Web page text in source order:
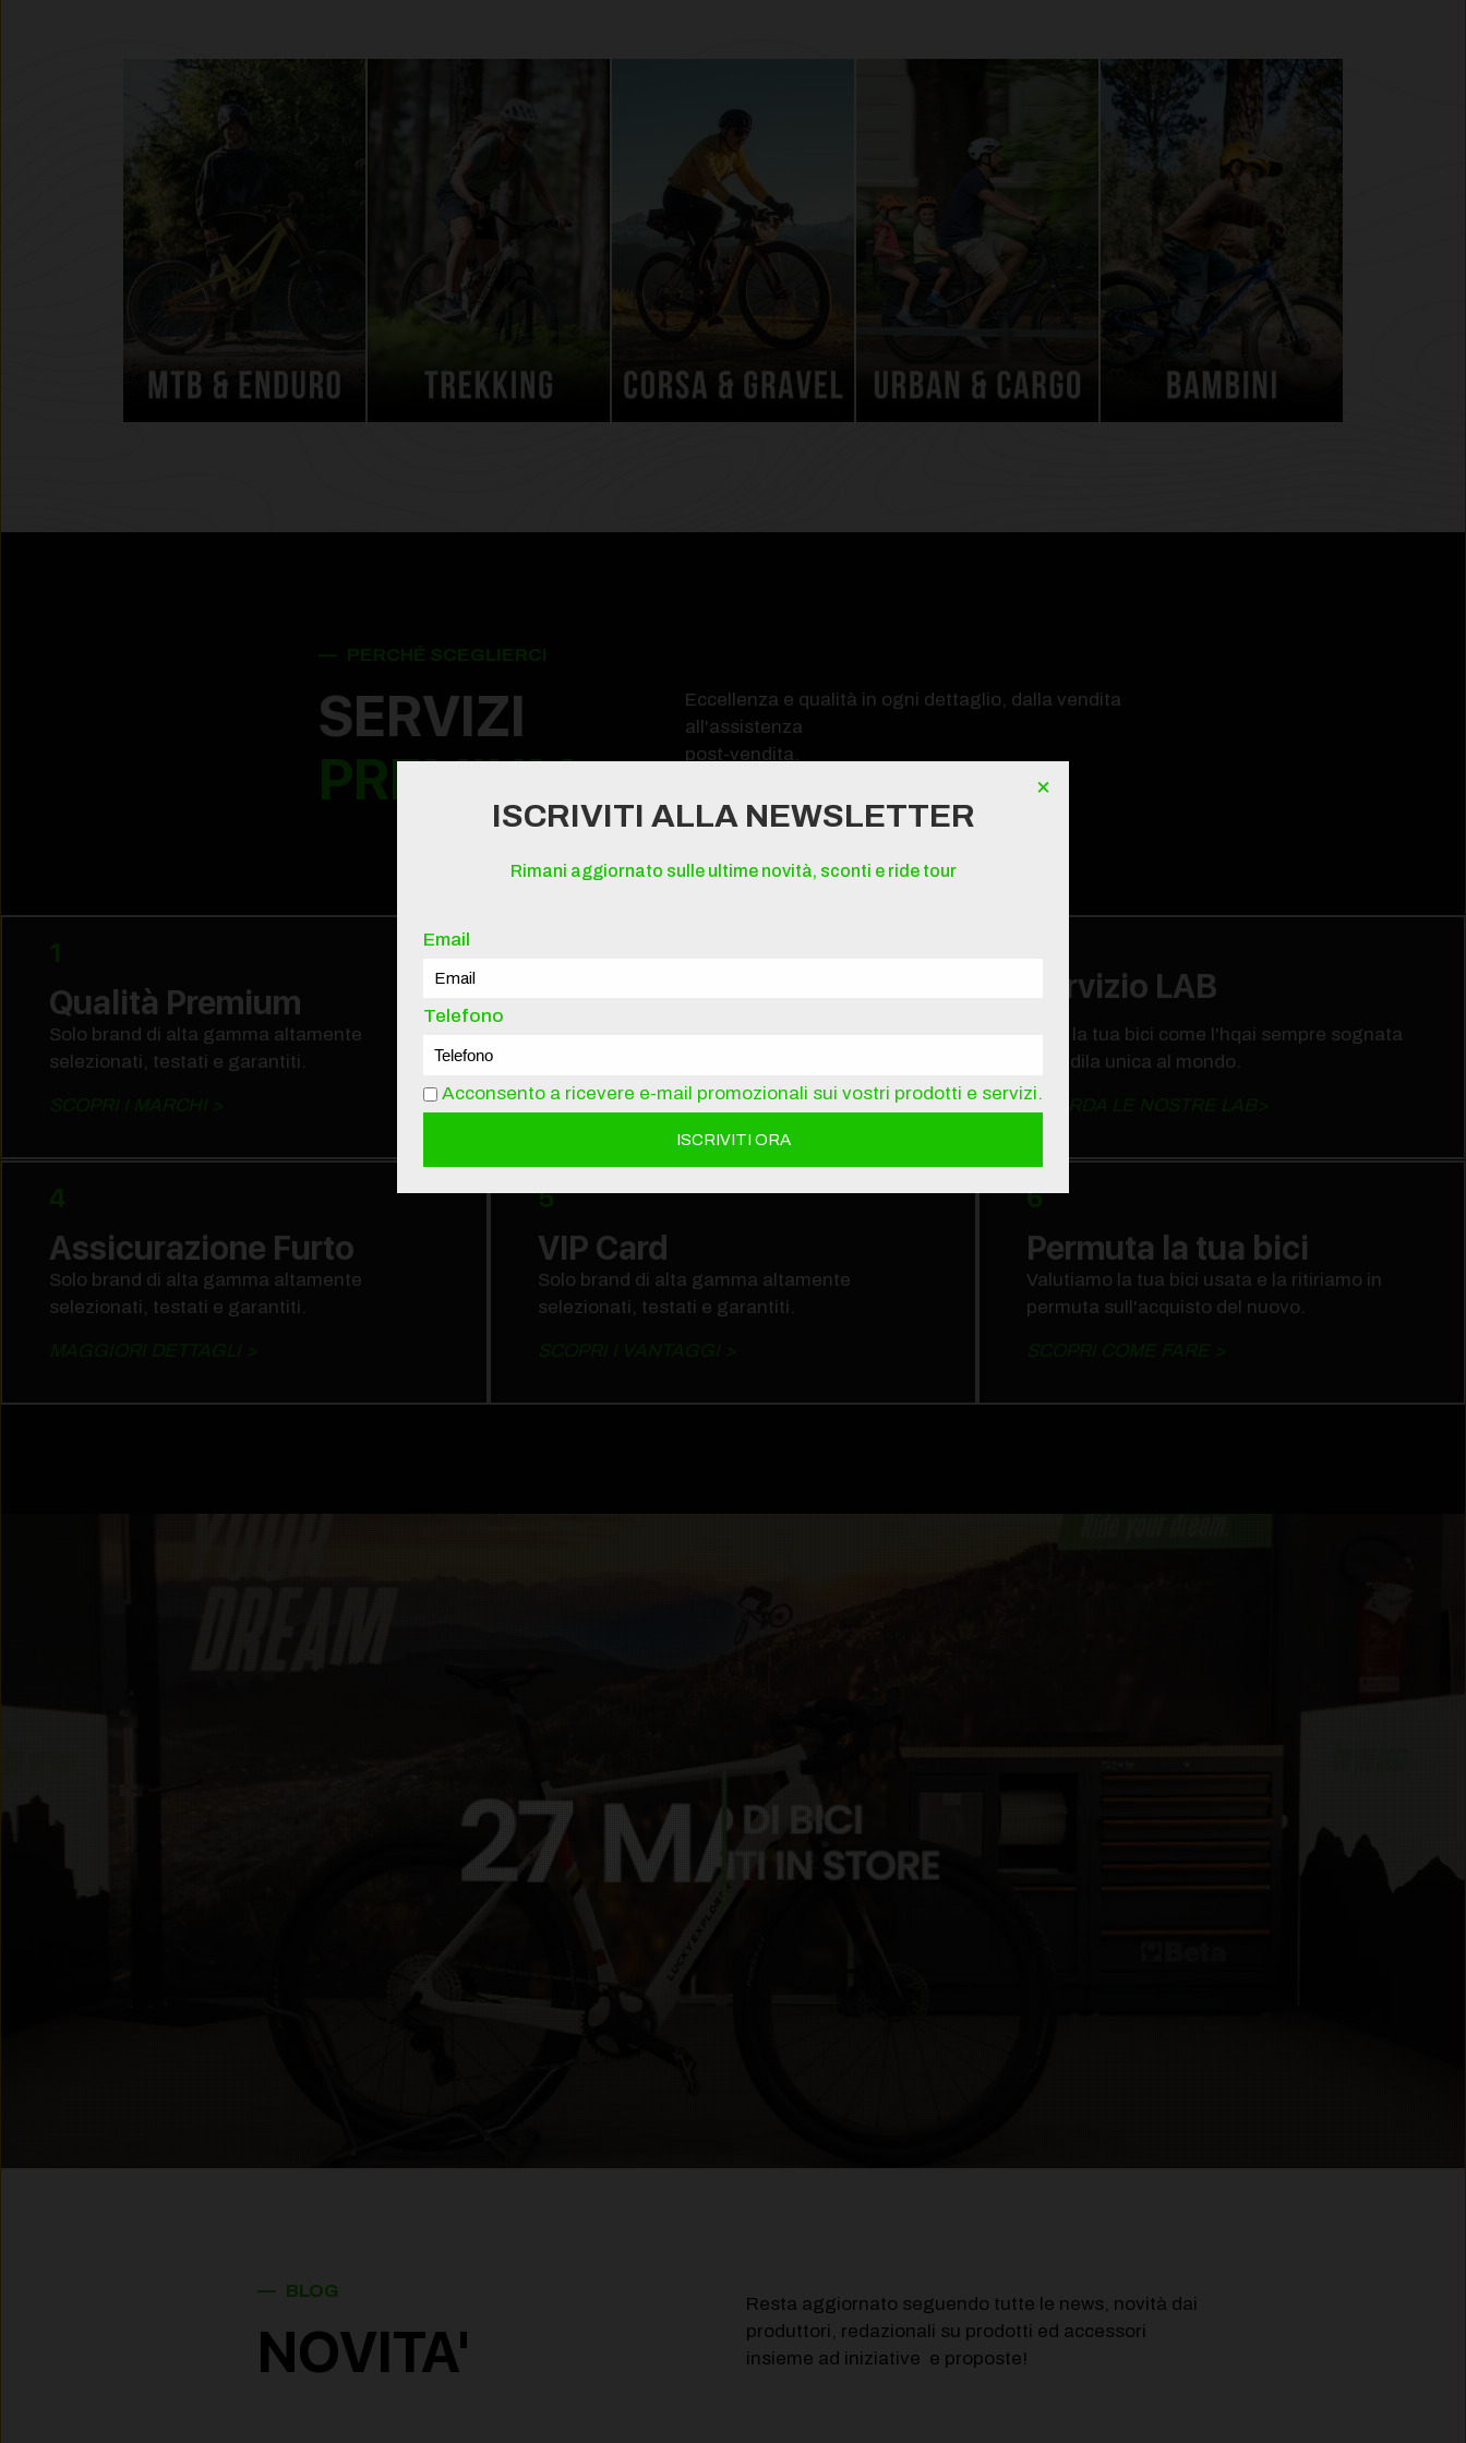
— PERCHÉ SCEGLIERCI
SERVIZI
PREMIUM
Eccellenza e qualità in ogni dettaglio, dalla vendita
all'assistenza
post-vendita.
1
Qualità Premium
Solo brand di alta gamma altamente
selezionati, testati e garantiti.
SCOPRI I MARCHI > SCOPRI L'OFFICINA>
Servizio LAB
Crea la tua bici come l'hqai sempre sognata
e rendila unica al mondo.
GUARDA LE NOSTRE LAB>
4
Assicurazione Furto
Solo brand di alta gamma altamente
selezionati, testati e garantiti.
MAGGIORI DETTAGLI >
5
VIP Card
Solo brand di alta gamma altamente
selezionati, testati e garantiti.
SCOPRI I VANTAGGI >
6
Permuta la tua bici
Valutiamo la tua bici usata e la ritiriamo in
permuta sull'acquisto del nuovo.
SCOPRI COME FARE >
— BLOG
NOVITA'
Resta aggiornato seguendo tutte le news, novità dai
produttori, redazionali su prodotti ed accessori
insieme ad iniziative e proposte!
ISCRIVITI ALLA NEWSLETTER
Rimani aggiornato sulle ultime novità, sconti e ride tour
Email
Telefono
Acconsento a ricevere e-mail promozionali sui vostri prodotti e servizi.
×